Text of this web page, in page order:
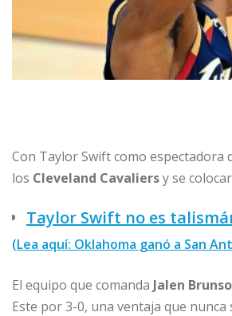
Con Taylor Swift como espectadora
los Cleveland Cavaliersy se
Taylor Swift no es
(Lea aquí: Oklahoma ganó a San
El equipo que comanda Jalen
Este por 3-0, una ventaja que